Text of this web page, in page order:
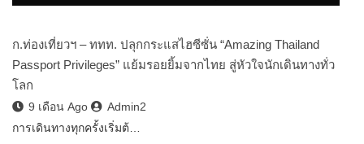
ก.ท่องเที่ยวฯ – ททท. ปลุกกระแสไฮซีซั่น “Amazing Thailand
Passport Privileges” แย้มรอยยิ้มจากไทย สู่หัวใจนักเดินทางทั่ว
โลก
9 เดือน Ago
Admin2
การเดินทางทุกครั้งเริ่มต้…